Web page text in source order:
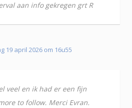
aan info gekregen grt R
19 april 2026 om 16u55
veel en ik had er een fijn
to follow. Merci Evran.